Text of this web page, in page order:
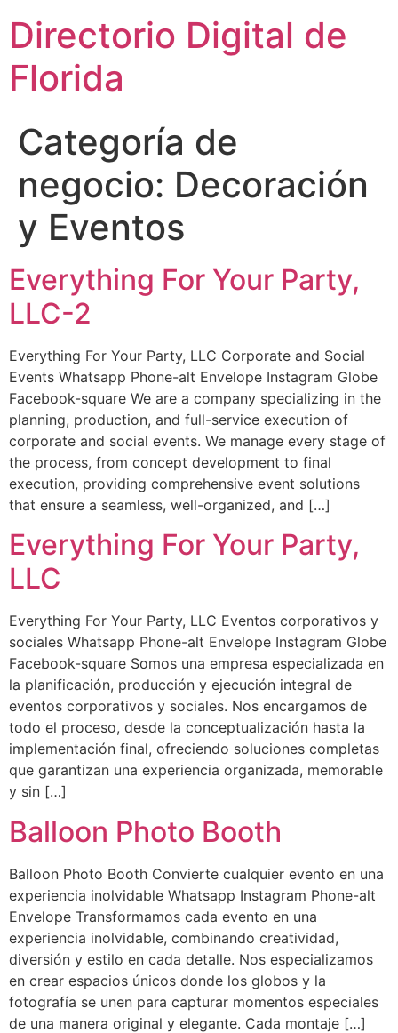
Directorio Digital de
Florida
Categoría de
negocio: Decoración
y Eventos
Everything For Your Party,
LLC-2
Everything For Your Party, LLC Corporate and Social
Events Whatsapp Phone-alt Envelope Instagram Globe
Facebook-square We are a company specializing in the
planning, production, and full-service execution of
corporate and social events. We manage every stage of
the process, from concept development to final
execution, providing comprehensive event solutions
that ensure a seamless, well-organized, and […]
Everything For Your Party,
LLC
Everything For Your Party, LLC Eventos corporativos y
sociales Whatsapp Phone-alt Envelope Instagram Globe
Facebook-square Somos una empresa especializada en
la planificación, producción y ejecución integral de
eventos corporativos y sociales. Nos encargamos de
todo el proceso, desde la conceptualización hasta la
implementación final, ofreciendo soluciones completas
que garantizan una experiencia organizada, memorable
y sin […]
Balloon Photo Booth
Balloon Photo Booth Convierte cualquier evento en una
experiencia inolvidable Whatsapp Instagram Phone-alt
Envelope Transformamos cada evento en una
experiencia inolvidable, combinando creatividad,
diversión y estilo en cada detalle. Nos especializamos
en crear espacios únicos donde los globos y la
fotografía se unen para capturar momentos especiales
de una manera original y elegante. Cada montaje […]